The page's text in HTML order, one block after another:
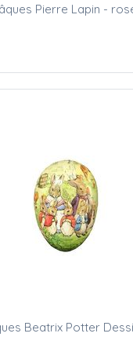
Pierre Lapin -
Beatrix Potter